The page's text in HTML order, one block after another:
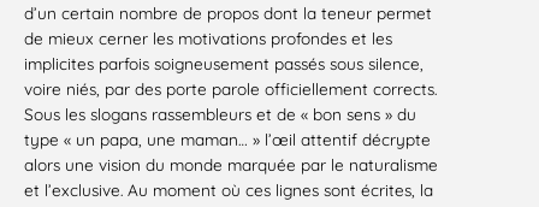
d’un certain nombre de propos dont la teneur permet
de mieux cerner les motivations profondes et les
implicites parfois soigneusement passés sous silence,
voire niés, par des porte parole officiellement corrects.
Sous les slogans rassembleurs et de « bon sens » du
type « un papa, une maman… » l’œil attentif décrypte
alors une vision du monde marquée par le naturalisme
et l’exclusive. Au moment où ces lignes sont écrites, la